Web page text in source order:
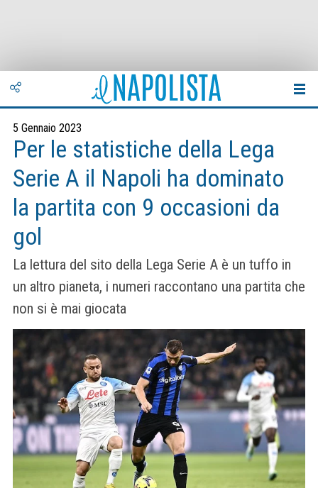
5 Gennaio 2023
Per le statistiche della Lega
Serie A il Napoli ha dominato
la partita con 9 occasioni da
gol
La lettura del sito della Lega Serie A è un tuffo in
un altro pianeta, i numeri raccontano una partita che
non si è mai giocata